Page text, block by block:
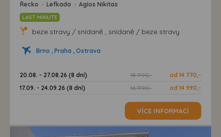
Řecko > Lefkada > Agios Nikitas
LAST MINUTE
beze stravy / snídaně , snídaně / beze stravy
Brno , Praha , Ostrava
20.08. - 27.08.26 (8 dní) 18 990,-
od 14 770,-
17.09. - 24.09.26 (8 dní)
16 990,- od 14 990,-
VÍCE INFORMACÍ